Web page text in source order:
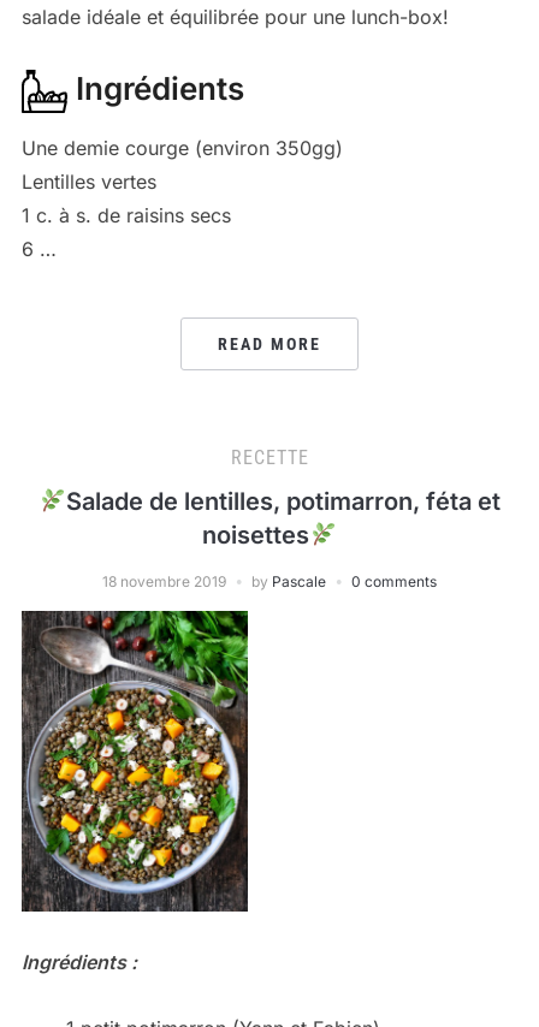
salade idéale et équilibrée pour une lunch-box!
Ingrédients
Une demie courge (environ 350gg)
Lentilles vertes
1 c. à s. de raisins secs
6 …
READ MORE
RECETTE
Salade de lentilles, potimarron, féta et
noisettes
18 novembre 2019 by Pascale 0 comments
Ingrédients :